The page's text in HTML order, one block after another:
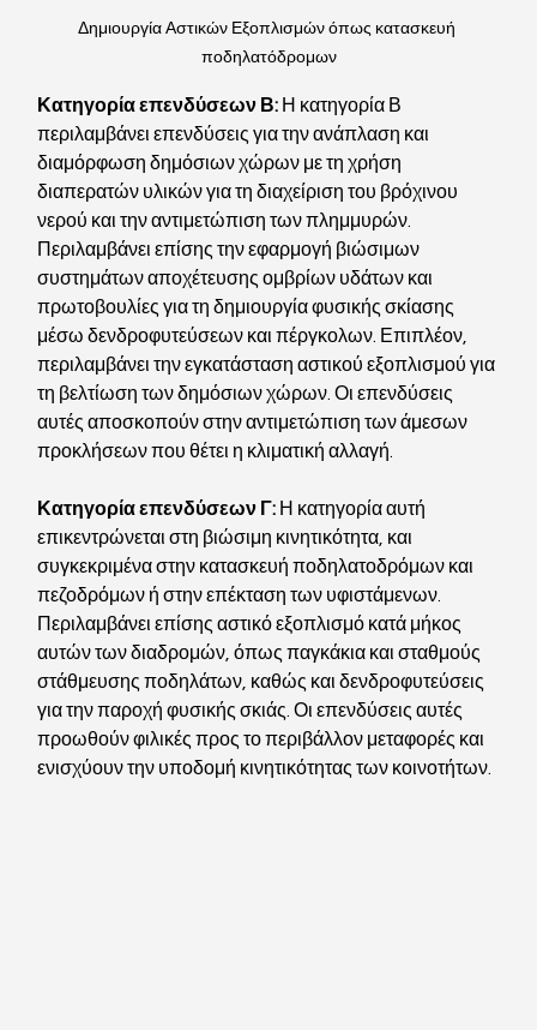
Δημιουργία Αστικών Εξοπλισμών όπως κατασκευή
ποδηλατόδρομων
Κατηγορία επενδύσεων Β: Η κατηγορία Β
περιλαμβάνει επενδύσεις για την ανάπλαση και
διαμόρφωση δημόσιων χώρων με τη χρήση
διαπερατών υλικών για τη διαχείριση του βρόχινου
νερού και την αντιμετώπιση των πλημμυρών.
Περιλαμβάνει επίσης την εφαρμογή βιώσιμων
συστημάτων αποχέτευσης ομβρίων υδάτων και
πρωτοβουλίες για τη δημιουργία φυσικής σκίασης
μέσω δενδροφυτεύσεων και πέργκολων. Επιπλέον,
περιλαμβάνει την εγκατάσταση αστικού εξοπλισμού για
τη βελτίωση των δημόσιων χώρων. Οι επενδύσεις
αυτές αποσκοπούν στην αντιμετώπιση των άμεσων
προκλήσεων που θέτει η κλιματική αλλαγή.
Κατηγορία επενδύσεων Γ: Η κατηγορία αυτή
επικεντρώνεται στη βιώσιμη κινητικότητα, και
συγκεκριμένα στην κατασκευή ποδηλατοδρόμων και
πεζοδρόμων ή στην επέκταση των υφιστάμενων.
Περιλαμβάνει επίσης αστικό εξοπλισμό κατά μήκος
αυτών των διαδρομών, όπως παγκάκια και σταθμούς
στάθμευσης ποδηλάτων, καθώς και δενδροφυτεύσεις
για την παροχή φυσικής σκιάς. Οι επενδύσεις αυτές
προωθούν φιλικές προς το περιβάλλον μεταφορές και
ενισχύουν την υποδομή κινητικότητας των κοινοτήτων.